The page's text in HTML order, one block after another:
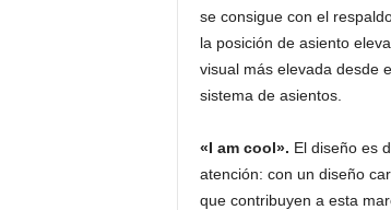
se consigue con el
la posición de asiento
visual más elevada desde
sistema de asientos.
«I am cool». El diseño es
atención: con un diseño
que contribuyen a esta